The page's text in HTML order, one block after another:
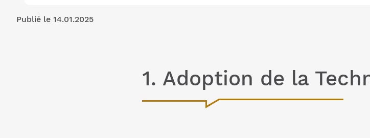
Publié le 14.01.2025
1. Adoption de la